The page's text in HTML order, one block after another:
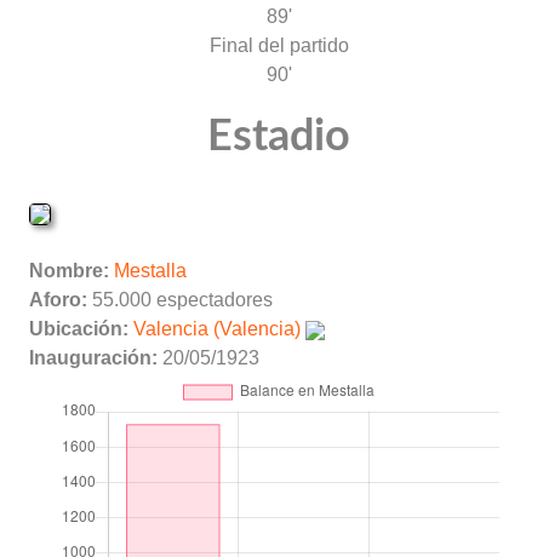
89'
Final del partido
90'
Estadio
Nombre: Mestalla
Aforo: 55.000 espectadores
Ubicación: Valencia (Valencia)
Inauguración: 20/05/1923